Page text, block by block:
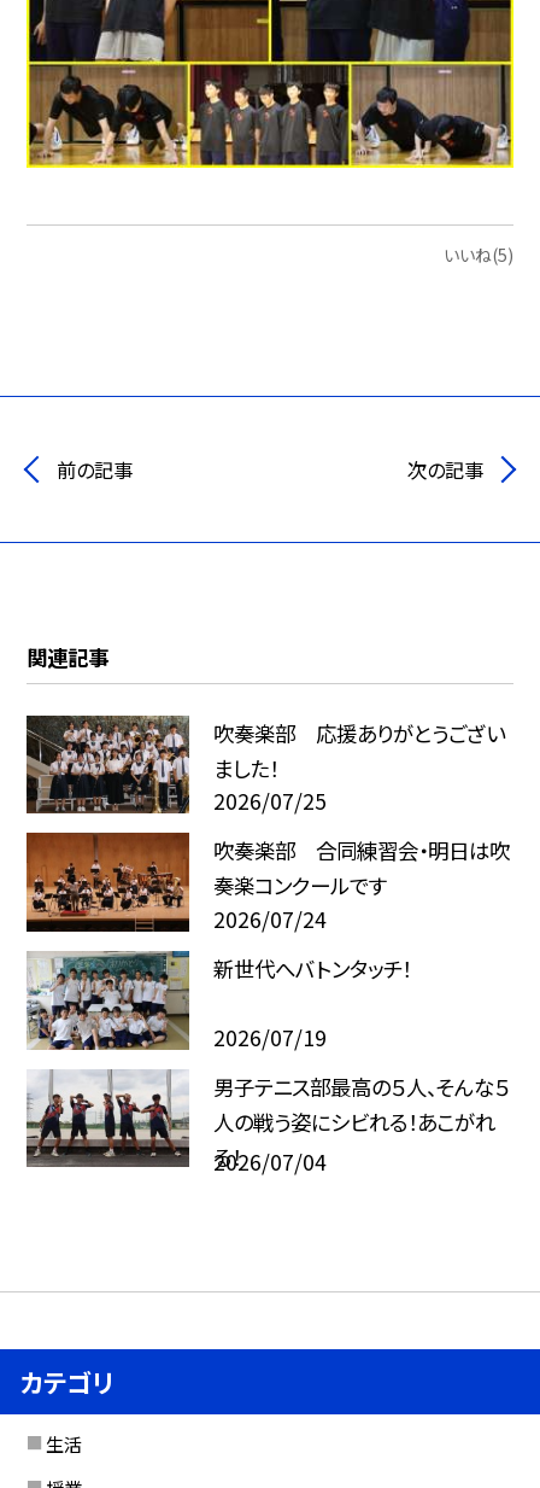
いいね(5)
前の記事 次の記事
関連記事
吹奏楽部 応援ありがとうござい
ました！
2026/07/25
吹奏楽部 合同練習会・明日は吹
奏楽コンクールです
2026/07/24
新世代へバトンタッチ！
2026/07/19
男子テニス部最高の５人、そんな５
人の戦う姿にシビれる！あこがれ
る！
2026/07/04
カテゴリ
生活